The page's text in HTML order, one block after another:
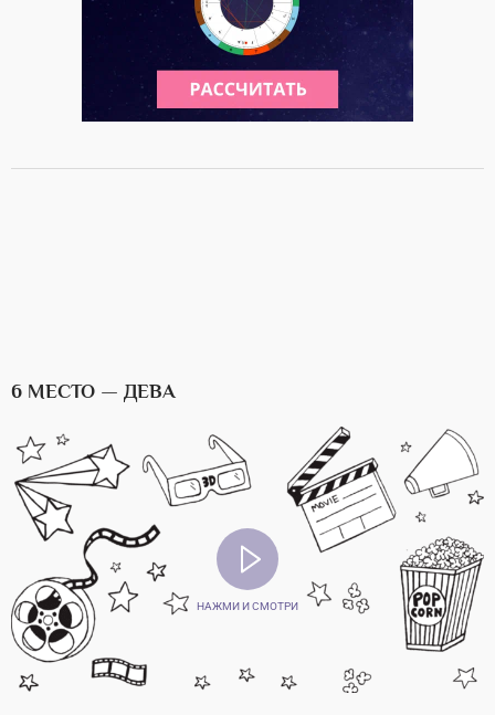
6 МЕСТО — ДЕВА
НАЖМИ И СМОТРИ